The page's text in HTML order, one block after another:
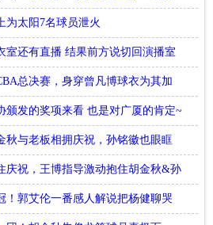
为太阳7名球员泄火
室还有直播 结果前方说切回演播室
总决赛，身穿曾凡博球衣为其加
颁发的奖项来看 也是对广厦的肯定~
秋与老板相拥庆祝，孙铭徽也眼眶
庆祝，王博指导激动抱住胡金秋&孙
！郭艾伦一番感人解说把杨健聊哭